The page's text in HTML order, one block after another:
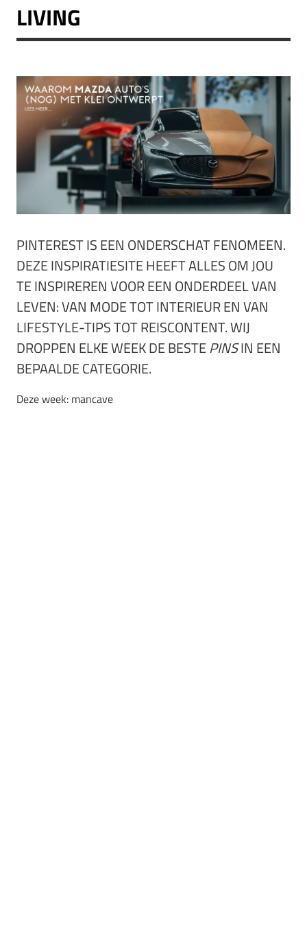
LIVING
PINTEREST IS EEN ONDERSCHAT FENOMEEN.
DEZE INSPIRATIESITE HEEFT ALLES OM JOU
TE INSPIREREN VOOR EEN ONDERDEEL VAN
LEVEN: VAN MODE TOT INTERIEUR EN VAN
LIFESTYLE-TIPS TOT REISCONTENT. WIJ
DROPPEN ELKE WEEK DE BESTEPINSIN EEN
BEPAALDE CATEGORIE.
Deze week: mancave